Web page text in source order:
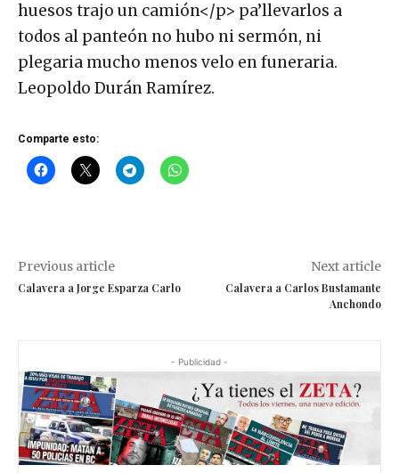
huesos trajo un camión</p> pa’llevarlos a
todos al panteón no hubo ni sermón, ni
plegaria mucho menos velo en funeraria.
Leopoldo Durán Ramírez.
Comparte esto:
Previous article
Calavera a Jorge Esparza Carlo
Next article
Calavera a Carlos Bustamante
Anchondo
- Publicidad -